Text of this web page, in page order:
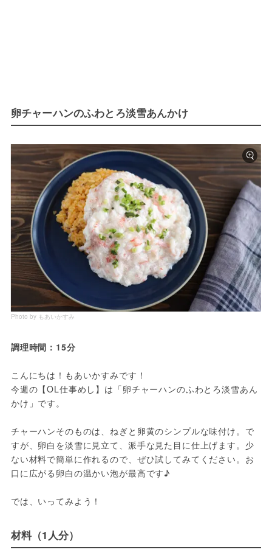
卵チャーハンのふわとろ淡雪あんかけ
Photo by もあいかすみ
調理時間：15分
こんにちは！もあいかすみです！
今週の【OL仕事めし】は「卵チャーハンのふわとろ淡雪あん
かけ」です。
チャーハンそのものは、ねぎと卵黄のシンプルな味付け。で
すが、卵白を淡雪に見立て、派手な見た目に仕上げます。少
ない材料で簡単に作れるので、ぜひ試してみてください。お
口に広がる卵白の温かい泡が最高です♪
では、いってみよう！
材料（1人分）